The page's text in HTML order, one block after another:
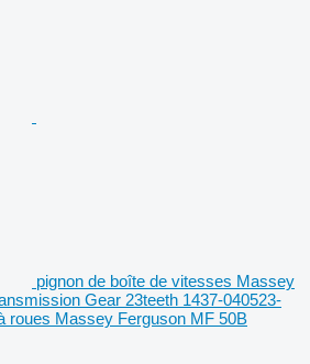
pignon de boîte de vitesses Massey
Gear 23teeth 1437-040523-
roues Massey Ferguson MF 50B